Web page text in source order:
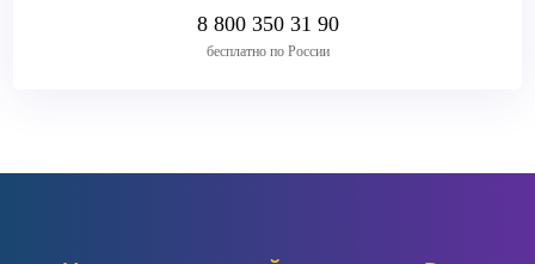
8 800 350 31 90
бесплатно по России